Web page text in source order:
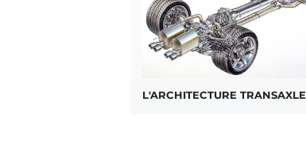
L'ARCHITECTURE TRANSAXLE